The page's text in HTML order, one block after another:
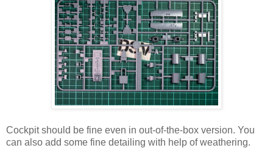
Cockpit should be fine even in out-of-the-box version. You
can also add some fine detailing with help of weathering.